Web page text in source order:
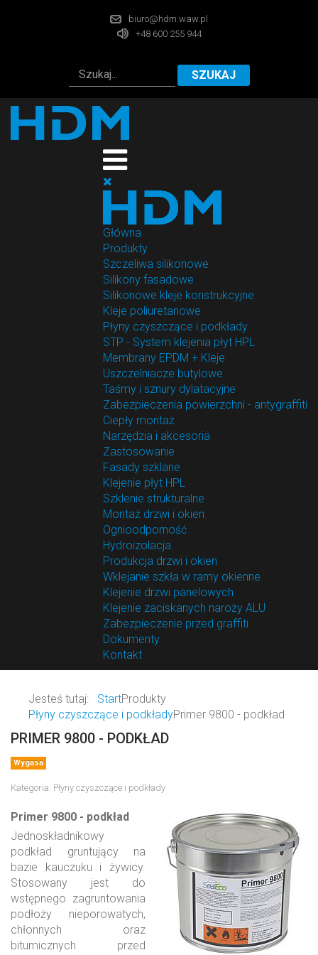
biuro@hdm.waw.pl
+48 600 255 944
SZUKAJ
Główna
Produkty
Szczeliwa silikonowe
Silikony fasadowe
Silikonowe kleje konstrukcyjne
Kleje poliuretanowe
Płyny czyszczące i podkłady
STP - System klejenia płyt HPL
Membrany EPDM + Kleje
Uszczelniacze butylowe
Taśmy i sznury dylatacyjne
Zabezpieczenia powierzchni - antygraffiti
Ciepły montaż
Narzędzia i akcesoria
Zastosowanie
Fasady szklane
Klejenie płyt HPL
Szklenie strukturalne
Montaż drzwi i okien
Ognioodporność
Hydroizolacja
Produkcja drzwi i okien
Wklejanie szkła w ramy okienne
Klejenie drzwi panelowych
Klejenie zaciskanych naroży ALU
Zabezpieczenie przed graffiti
Dokumenty
Kontakt
Jesteś tutaj: StartProdukty
Płyny czyszczące i podkładyPrimer 9800 - podkład
PRIMER 9800 - PODKŁAD
Wygasa
Kategoria: Płyny czyszczące i podkłady
Primer 9800 - podkład
Jednoskładnikowy
podkład gruntujący na
bazie kauczuku i żywicy.
Stosowany jest do
wstępnego zagruntowania
podłoży nieporowatych,
chłonnych oraz
bitumicznych przed